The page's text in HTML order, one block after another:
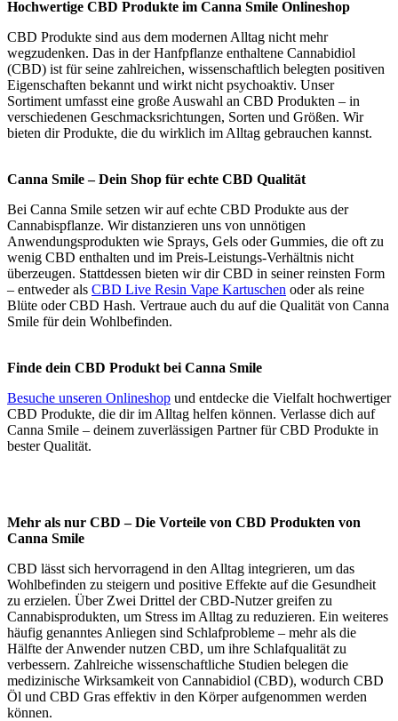
Hochwertige CBD Produkte im Canna Smile Onlineshop
CBD Produkte sind aus dem modernen Alltag nicht mehr
wegzudenken. Das in der Hanfpflanze enthaltene Cannabidiol
(CBD) ist für seine zahlreichen, wissenschaftlich belegten positiven
Eigenschaften bekannt und wirkt nicht psychoaktiv. Unser
Sortiment umfasst eine große Auswahl an CBD Produkten – in
verschiedenen Geschmacksrichtungen, Sorten und Größen. Wir
bieten dir Produkte, die du wirklich im Alltag gebrauchen kannst.
Canna Smile – Dein Shop für echte CBD Qualität
Bei Canna Smile setzen wir auf echte CBD Produkte aus der
Cannabispflanze. Wir distanzieren uns von unnötigen
Anwendungsprodukten wie Sprays, Gels oder Gummies, die oft zu
wenig CBD enthalten und im Preis-Leistungs-Verhältnis nicht
überzeugen. Stattdessen bieten wir dir CBD in seiner reinsten Form
– entweder als CBD Live Resin Vape Kartuschen oder als reine
Blüte oder CBD Hash. Vertraue auch du auf die Qualität von Canna
Smile für dein Wohlbefinden.
Finde dein CBD Produkt bei Canna Smile
Besuche unseren Onlineshop und entdecke die Vielfalt hochwertiger
CBD Produkte, die dir im Alltag helfen können. Verlasse dich auf
Canna Smile – deinem zuverlässigen Partner für CBD Produkte in
bester Qualität.
Mehr als nur CBD – Die Vorteile von CBD Produkten von
Canna Smile
CBD lässt sich hervorragend in den Alltag integrieren, um das
Wohlbefinden zu steigern und positive Effekte auf die Gesundheit
zu erzielen. Über Zwei Drittel der CBD-Nutzer greifen zu
Cannabisprodukten, um Stress im Alltag zu reduzieren. Ein weiteres
häufig genanntes Anliegen sind Schlafprobleme – mehr als die
Hälfte der Anwender nutzen CBD, um ihre Schlafqualität zu
verbessern. Zahlreiche wissenschaftliche Studien belegen die
medizinische Wirksamkeit von Cannabidiol (CBD), wodurch CBD
Öl und CBD Gras effektiv in den Körper aufgenommen werden
können.